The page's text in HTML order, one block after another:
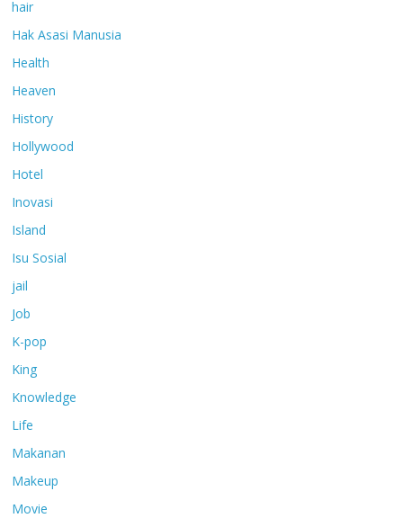
hair
Hak Asasi Manusia
Health
Heaven
History
Hollywood
Hotel
Inovasi
Island
Isu Sosial
jail
Job
K-pop
King
Knowledge
Life
Makanan
Makeup
Movie